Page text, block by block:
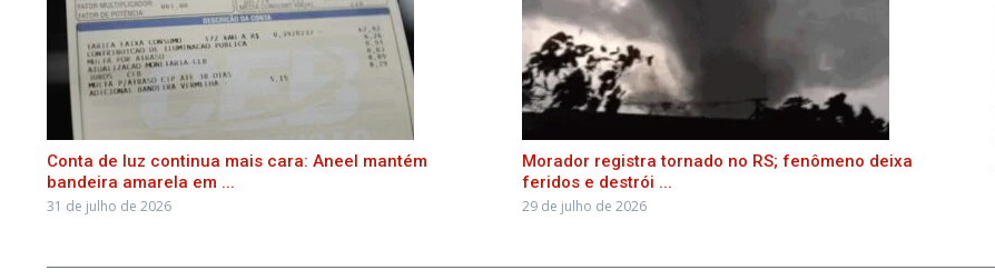
Conta de luz continua mais cara: Aneel mantém
bandeira amarela em ...
31 de julho de 2026
Morador registra tornado no RS; fenômeno deixa
feridos e destrói ...
29 de julho de 2026